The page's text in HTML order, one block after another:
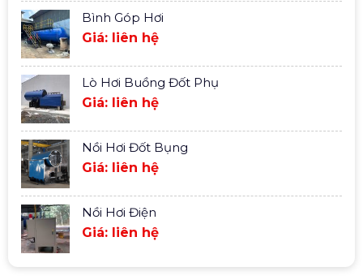
Bình Góp Hơi
Giá: liên hệ
Lò Hơi Buồng Đốt Phụ
Giá: liên hệ
Nồi Hơi Đốt Bụng
Giá: liên hệ
Nồi Hơi Điện
Giá: liên hệ